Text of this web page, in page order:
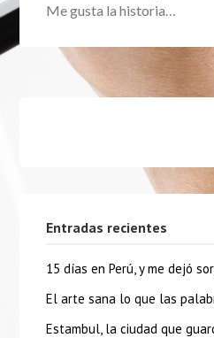
Me gusta la historia…
Entradas recientes
15 días en Perú, y me dejó
El arte sana lo que las
Estambul, la ciudad que